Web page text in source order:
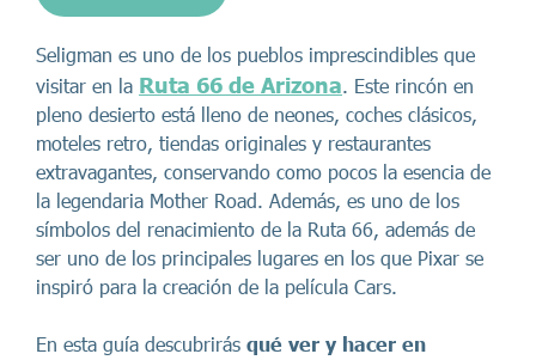
Seligman es uno de los pueblos imprescindibles que
visitar en la Ruta 66 de Arizona. Este rincón en
pleno desierto está lleno de neones, coches clásicos,
moteles retro, tiendas originales y restaurantes
extravagantes, conservando como pocos la esencia de
la legendaria Mother Road. Además, es uno de los
símbolos del renacimiento de la Ruta 66, además de
ser uno de los principales lugares en los que Pixar se
inspiró para la creación de la película Cars.
En esta guía descubrirás qué ver y hacer en